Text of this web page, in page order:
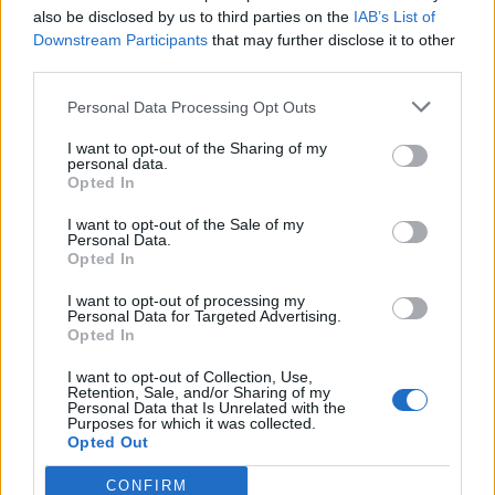
also be disclosed by us to third parties on the IAB’s List of
Downstream Participants that may further disclose it to other
Personal Data Processing Opt Outs
I want to opt-out of the Sharing of my
personal data.
Opted In
I want to opt-out of the Sale of my
Personal Data.
Opted In
I want to opt-out of processing my
Personal Data for Targeted Advertising.
Opted In
I want to opt-out of Collection, Use,
Retention, Sale, and/or Sharing of my
Personal Data that Is Unrelated with the
Purposes for which it was collected.
Opted Out
CONFIRM
sanction pour excès de vitesse, faute de constatation
radar. Toutefois, il n’est pas sorti indemne de cette
affaire. Il doit faire face à plusieurs poursuites,
notamment pour conduite sur l’autoroute, absence de
casque et utilisation d’un véhicule non homologué.
forces de l’ordre, afin de mettre fin à cette conduite
Rechercher
RECHERCHER